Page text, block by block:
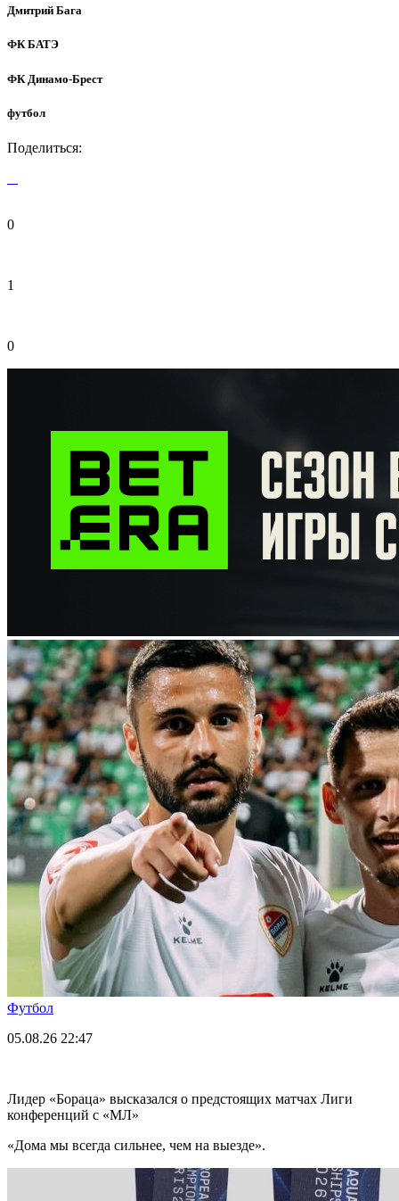
Дмитрий Бага
ФК БАТЭ
ФК Динамо-Брест
футбол
Поделиться:
0
1
0
Футбол
05.08.26 22:47
Лидер «Бораца» высказался о предстоящих матчах Лиги
конференций с «МЛ»
«Дома мы всегда сильнее, чем на выезде».